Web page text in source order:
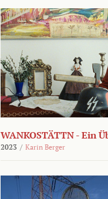
WANKOSTÄTTN - Ein
2023 / Karin Berger